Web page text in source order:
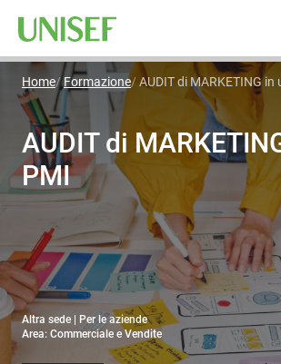
Home Formazione AUDIT di MARKETING in
AUDIT di
PMI
Altra sede | Per le aziende
Area: Commerciale e Vendite